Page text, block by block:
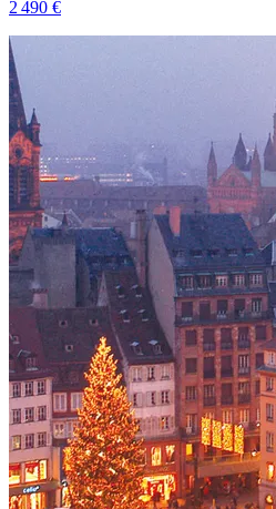
2 490 €
Voir le voyage